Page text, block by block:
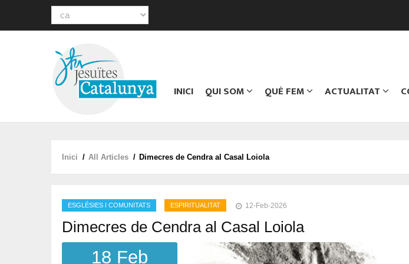
Select
INICI QUI SOM QUÈ FEM ACTUALITAT
Fil
Inici / All Articles / Dimecres de Cendra al Casal Loiola
ESGLÉSIES I COMUNITATS ESPIRITUALITAT 12-Feb-2026
Dimecres de Cendra al Casal Loiola
18 Feb